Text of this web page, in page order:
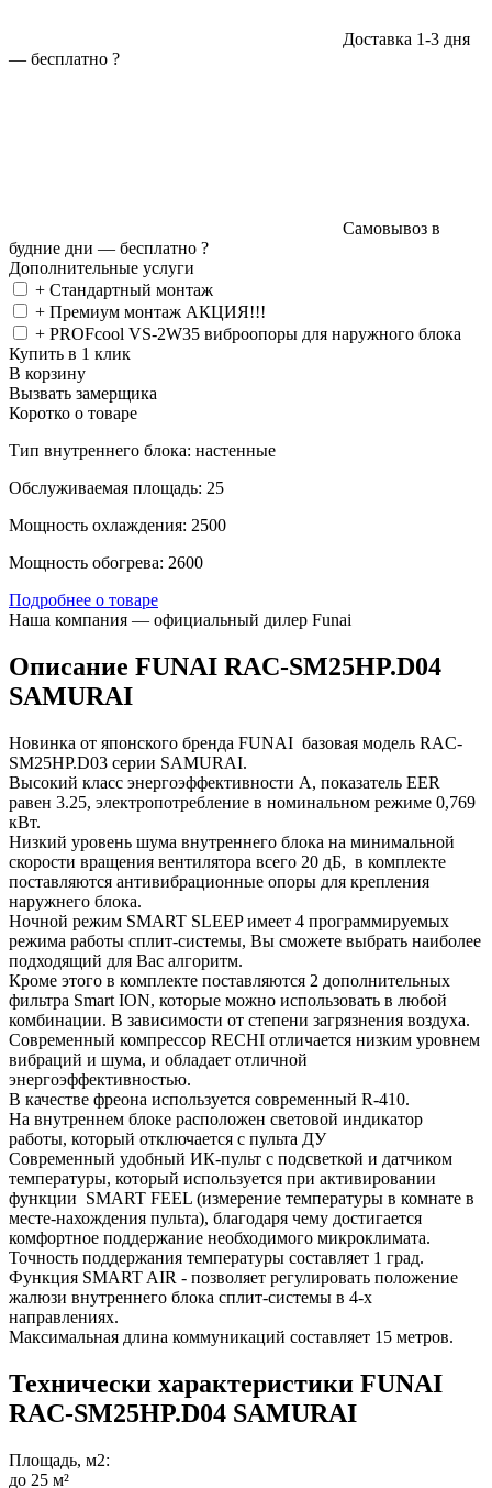
Доставка 1-3 дня
— бесплатно ?
Самовывоз в
будние дни — бесплатно ?
Дополнительные услуги
+ Стандартный монтаж
+ Премиум монтаж АКЦИЯ!!!
+ PROFcool VS-2W35 виброопоры для наружного блока
Купить в 1 клик
В корзину
Вызвать замерщика
Коротко о товаре
Тип внутреннего блока: настенные
Обслуживаемая площадь: 25
Мощность охлаждения: 2500
Мощность обогрева: 2600
Подробнее о товаре
Наша компания — официальный дилер Funai
Описание FUNAI RAC-SM25HP.D04
SAMURAI
Новинка от японского бренда FUNAI базовая модель RAC-
SM25HP.D03 серии SAMURAI.
Высокий класс энергоэффективности А, показатель EER
равен 3.25, электропотребление в номинальном режиме 0,769
кВт.
Низкий уровень шума внутреннего блока на минимальной
скорости вращения вентилятора всего 20 дБ, в комплекте
поставляются антивибрационные опоры для крепления
наружнего блока.
Ночной режим SMART SLEEP имеет 4 программируемых
режима работы сплит-системы, Вы сможете выбрать наиболее
подходящий для Вас алгоритм.
Кроме этого в комплекте поставляются 2 дополнительных
фильтра Smart ION, которые можно использовать в любой
комбинации. В зависимости от степени загрязнения воздуха.
Современный компрессор RECHI отличается низким уровнем
вибраций и шума, и обладает отличной
энергоэффективностью.
В качестве фреона используется современный R-410.
На внутреннем блоке расположен световой индикатор
работы, который отключается с пульта ДУ
Современный удобный ИК-пульт с подсветкой и датчиком
температуры, который используется при активировании
функции SMART FEEL (измерение температуры в комнате в
месте-нахождения пульта), благодаря чему достигается
комфортное поддержание необходимого микроклимата.
Точность поддержания температуры составляет 1 град.
Функция SMART AIR - позволяет регулировать положение
жалюзи внутреннего блока сплит-системы в 4-х
направлениях.
Максимальная длина коммуникаций составляет 15 метров.
Технически характеристики FUNAI
RAC-SM25HP.D04 SAMURAI
Площадь, м2:
до 25 м²